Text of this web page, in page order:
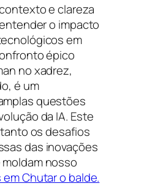
e clareza
o impacto
em
épico
no xadrez,
é um
questões
da IA. Este
os desafios
das inovações
nosso
em Chutar o balde.